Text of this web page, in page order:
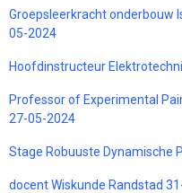
Groepsleerkracht onderbouw
05-2024
Hoofdinstructeur
Professor of Experimental
27-05-2024
Stage Robuuste Dynamische
docent Wiskunde Randstad